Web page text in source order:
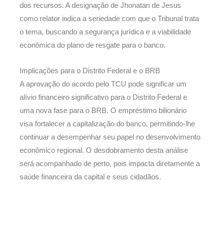
dos recursos. A designação de Jhonatan de Jesus
como relator indica a seriedade com que o Tribunal trata
o tema, buscando a segurança jurídica e a viabilidade
econômica do plano de resgate para o banco.
Implicações para o Distrito Federal e o BRB
A aprovação do acordo pelo TCU pode significar um
alívio financeiro significativo para o Distrito Federal e
uma nova fase para o BRB. O empréstimo bilionário
visa fortalecer a capitalização do banco, permitindo-lhe
continuar a desempenhar seu papel no desenvolvimento
econômico regional. O desdobramento desta análise
será acompanhado de perto, pois impacta diretamente a
saúde financeira da capital e seus cidadãos.